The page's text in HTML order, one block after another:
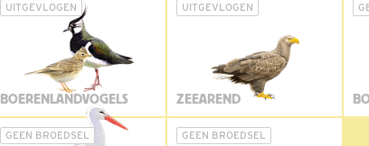
UITGEVLOGEN
BOERENLANDVOGELS
UITGEVLOGEN
ZEEAREND
GEEN BROEDSEL GEEN BROEDSEL